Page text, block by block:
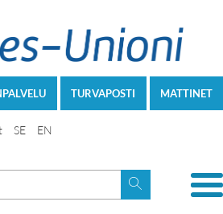
MATTINET
TURVAPOSTI
SE EN